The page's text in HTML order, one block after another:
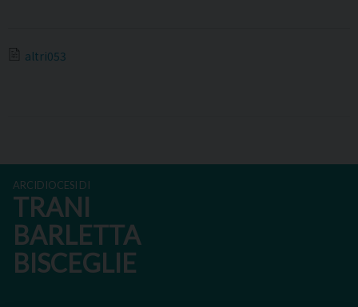
altri053
ARCIDIOCESI DI
TRANI
BARLETTA
BISCEGLIE